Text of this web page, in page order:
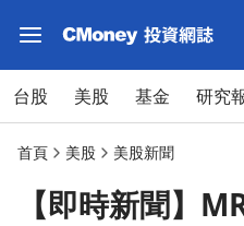
台股 美股 基金 研究
首頁 美股 美股新聞
【即時新聞】